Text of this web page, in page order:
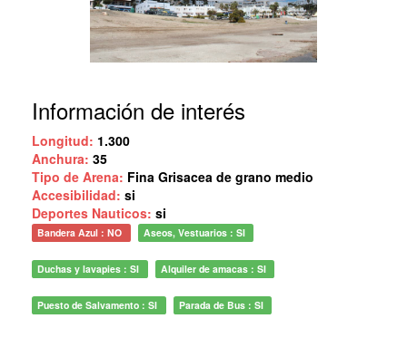
Información de interés
Longitud: 1.300
Anchura: 35
Tipo de Arena: Fina Grisacea de grano medio
Accesibilidad: si
Deportes Nauticos: si
Bandera Azul : NO Aseos, Vestuarios : SI
Duchas y lavapies : SI Alquiler de amacas : SI
Puesto de Salvamento : SI Parada de Bus : SI